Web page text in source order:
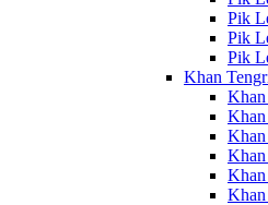
Pik
Pik
Pik
Khan
Khan
Khan
Khan
Khan